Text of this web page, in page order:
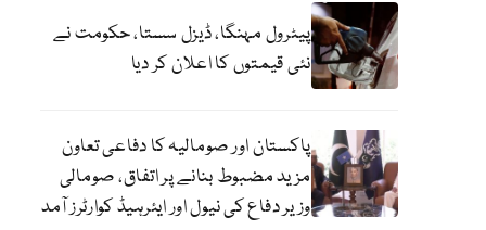
پیٹرول مہنگا، ڈیزل سستا، حکومت نے
نئی قیمتوں کا اعلان کر دیا
پاکستان اور صومالیہ کا دفاعی تعاون
مزید مضبوط بنانے پر اتفاق، صومالی
وزیر دفاع کی نیول اور ایئرہیڈ کوارٹرز آمد